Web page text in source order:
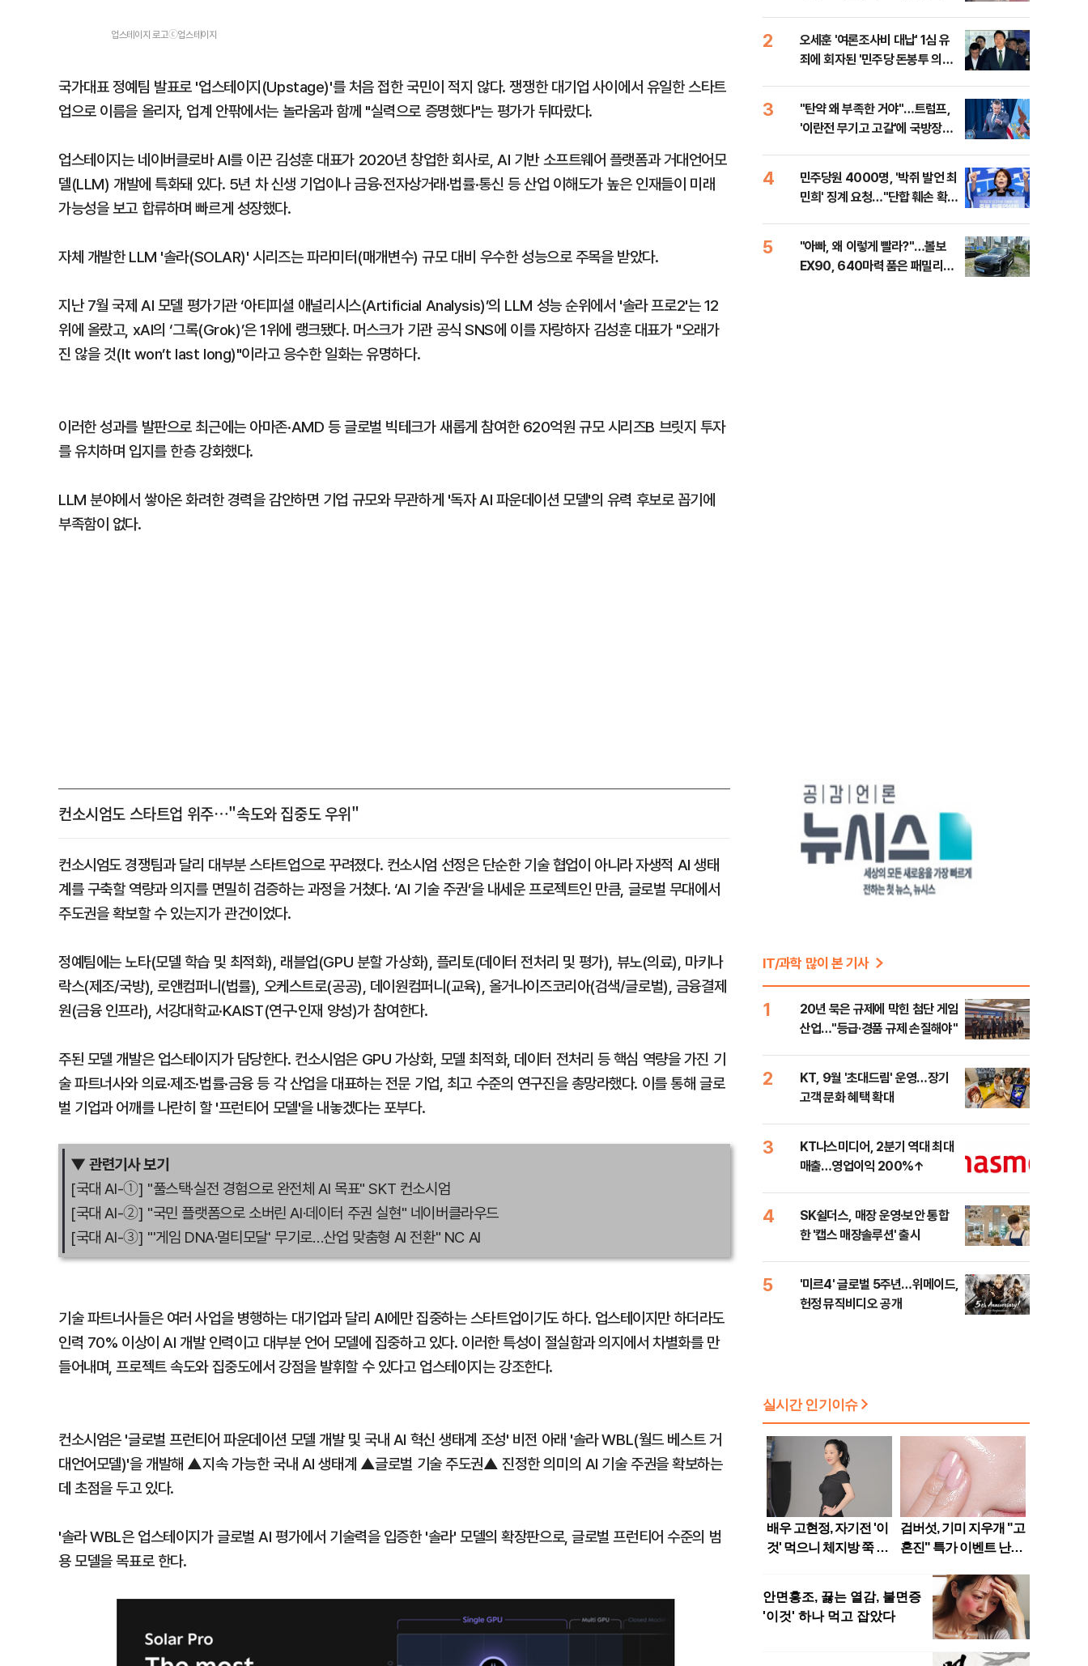
업스테이지 로고ⓒ업스테이지
국가대표 정예팀 발표로 '업스테이지(Upstage)'를 처음 접한 국민이 적지 않다. 쟁쟁한 대기업 사이에서 유일한 스타트
업으로 이름을 올리자, 업계 안팎에서는 놀라움과 함께 "실력으로 증명했다"는 평가가 뒤따랐다.
업스테이지는 네이버클로바 AI를 이끈 김성훈 대표가 2020년 창업한 회사로, AI 기반 소프트웨어 플랫폼과 거대언어모
델(LLM) 개발에 특화돼 있다. 5년 차 신생 기업이나 금융·전자상거래·법률·통신 등 산업 이해도가 높은 인재들이 미래
가능성을 보고 합류하며 빠르게 성장했다.
자체 개발한 LLM '솔라(SOLAR)' 시리즈는 파라미터(매개변수) 규모 대비 우수한 성능으로 주목을 받았다.
지난 7월 국제 AI 모델 평가기관 ‘아티피셜 애널리시스(Artificial Analysis)’의 LLM 성능 순위에서 '솔라 프로2'는 12
위에 올랐고, xAI의 ‘그록(Grok)’은 1위에 랭크됐다. 머스크가 기관 공식 SNS에 이를 자랑하자 김성훈 대표가 "오래가
진 않을 것(It won’t last long)"이라고 응수한 일화는 유명하다.
이러한 성과를 발판으로 최근에는 아마존·AMD 등 글로벌 빅테크가 새롭게 참여한 620억원 규모 시리즈B 브릿지 투자
를 유치하며 입지를 한층 강화했다.
LLM 분야에서 쌓아온 화려한 경력을 감안하면 기업 규모와 무관하게 '독자 AI 파운데이션 모델'의 유력 후보로 꼽기에
부족함이 없다.
컨소시엄도 스타트업 위주…"속도와 집중도 우위"
컨소시엄도 경쟁팀과 달리 대부분 스타트업으로 꾸려졌다. 컨소시엄 선정은 단순한 기술 협업이 아니라 자생적 AI 생태
계를 구축할 역량과 의지를 면밀히 검증하는 과정을 거쳤다. ‘AI 기술 주권’을 내세운 프로젝트인 만큼, 글로벌 무대에서
주도권을 확보할 수 있는지가 관건이었다.
정예팀에는 노타(모델 학습 및 최적화), 래블업(GPU 분할 가상화), 플리토(데이터 전처리 및 평가), 뷰노(의료), 마키나
락스(제조/국방), 로앤컴퍼니(법률), 오케스트로(공공), 데이원컴퍼니(교육), 올거나이즈코리아(검색/글로벌), 금융결제
원(금융 인프라), 서강대학교·KAIST(연구·인재 양성)가 참여한다.
주된 모델 개발은 업스테이지가 담당한다. 컨소시엄은 GPU 가상화, 모델 최적화, 데이터 전처리 등 핵심 역량을 가진 기
술 파트너사와 의료·제조·법률·금융 등 각 산업을 대표하는 전문 기업, 최고 수준의 연구진을 총망라했다. 이를 통해 글로
벌 기업과 어깨를 나란히 할 '프런티어 모델'을 내놓겠다는 포부다.
▼ 관련기사 보기
[국대 AI-①] "풀스택·실전 경험으로 완전체 AI 목표" SKT 컨소시엄
[국대 AI-②] "국민 플랫폼으로 소버린 AI·데이터 주권 실현" 네이버클라우드
[국대 AI-③] "'게임 DNA·멀티모달' 무기로…산업 맞춤형 AI 전환" NC AI
기술 파트너사들은 여러 사업을 병행하는 대기업과 달리 AI에만 집중하는 스타트업이기도 하다. 업스테이지만 하더라도
인력 70% 이상이 AI 개발 인력이고 대부분 언어 모델에 집중하고 있다. 이러한 특성이 절실함과 의지에서 차별화를 만
들어내며, 프로젝트 속도와 집중도에서 강점을 발휘할 수 있다고 업스테이지는 강조한다.
컨소시엄은 '글로벌 프런티어 파운데이션 모델 개발 및 국내 AI 혁신 생태계 조성' 비전 아래 '솔라 WBL(월드 베스트 거
대언어모델)'을 개발해 ▲지속 가능한 국내 AI 생태계 ▲글로벌 기술 주도권▲ 진정한 의미의 AI 기술 주권을 확보하는
데 초점을 두고 있다.
'솔라 WBL은 업스테이지가 글로벌 AI 평가에서 기술력을 입증한 '솔라' 모델의 확장판으로, 글로벌 프런티어 수준의 범
용 모델을 목표로 한다.
2
오세훈 '여론조사비 대납' 1심 유
죄에 회자된 '민주당 돈봉투 의
3
"탄약 왜 부족한 거야"…트럼프,
'이란전 무기고 고갈'에 국방장관
4
민주당원 4000명, '박쥐 발언 최
민희' 징계 요청…"단합 훼손 확인
5
"아빠, 왜 이렇게 빨라?"…볼보
EX90, 640마력 품은 패밀리카
IT/과학 많이 본 기사
1
20년 묵은 규제에 막힌 첨단 게임
산업…"등급·경품 규제 손질해야"
2
KT, 9월 '초대드림' 운영…장기
고객 문화 혜택 확대
3
KT나스미디어, 2분기 역대 최대
매출…영업이익 200%↑
4
SK쉴더스, 매장 운영·보안 통합
한 '캡스 매장솔루션' 출시
5
'미르4' 글로벌 5주년…위메이드,
헌정 뮤직비디오 공개